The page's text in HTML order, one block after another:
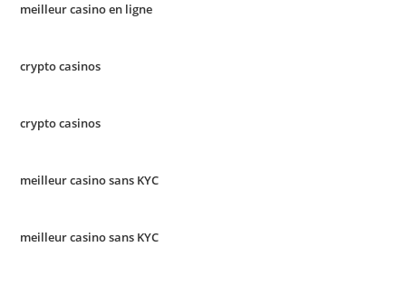
meilleur casino en ligne
crypto casinos
crypto casinos
meilleur casino sans KYC
meilleur casino sans KYC